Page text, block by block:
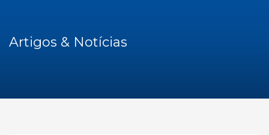
Artigos & Notícias